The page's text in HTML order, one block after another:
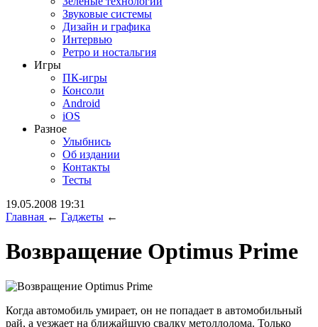
Звуковые системы
Дизайн и графика
Интервью
Ретро и ностальгия
Игры
ПК-игры
Консоли
Android
iOS
Разное
Улыбнись
Об издании
Контакты
Тесты
19.05.2008 19:31
Главная ← Гаджеты ←
Возвращение Optimus Prime
Когда автомобиль умирает, он не попадает в автомобильный
рай, а уезжает на ближайшую свалку метоллолома. Только